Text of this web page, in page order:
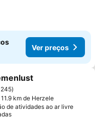
Ver preços
aos favoritos
245
km de Herzele
de atividades ao ar livre